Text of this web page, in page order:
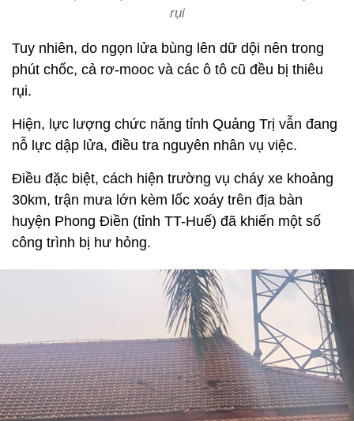
rụi
Tuy nhiên, do ngọn lửa bùng lên dữ dội nên trong
phút chốc, cả rơ-mooc và các ô tô cũ đều bị thiêu
rụi.
Hiện, lực lượng chức năng tỉnh Quảng Trị vẫn đang
nỗ lực dập lửa, điều tra nguyên nhân vụ việc.
Điều đặc biệt, cách hiện trường vụ cháy xe khoảng
30km, trận mưa lớn kèm lốc xoáy trên địa bàn
huyện Phong Điền (tỉnh TT-Huế) đã khiến một số
công trình bị hư hỏng.